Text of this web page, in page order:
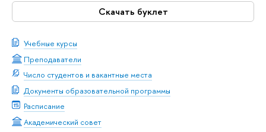
Скачать буклет
Учебные курсы
Преподаватели
Число студентов и вакантные места
Документы образовательной программы
Расписание
Академический совет